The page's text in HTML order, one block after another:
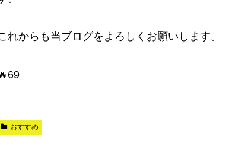
れからも当ブログをよろしくお願いします。
おすすめ